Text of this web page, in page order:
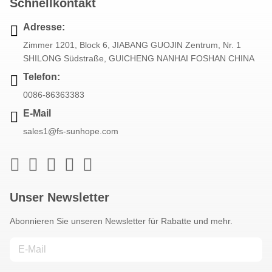
Schnellkontakt
Adresse:
Zimmer 1201, Block 6, JIABANG GUOJIN Zentrum, Nr. 1
SHILONG Südstraße, GUICHENG NANHAI FOSHAN CHINA
Telefon:
0086-86363383
E-Mail
sales1@fs-sunhope.com
Unser Newsletter
Abonnieren Sie unseren Newsletter für Rabatte und mehr.